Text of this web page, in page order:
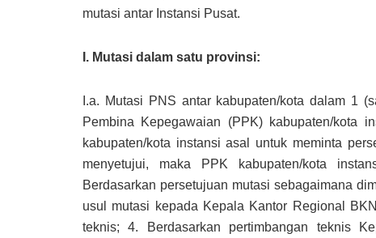
mutasi antar Instansi Pusat.
I. Mutasi dalam satu provinsi:
I.a. Mutasi PNS antar kabupaten/kota dalam 1
Pembina Kepegawaian (PPK) kabupaten/kota
kabupaten/kota instansi asal untuk meminta
menyetujui, maka PPK kabupaten/kota
Berdasarkan persetujuan mutasi sebagaimana
usul mutasi kepada Kepala Kantor Regional
teknis; 4. Berdasarkan pertimbangan teknis